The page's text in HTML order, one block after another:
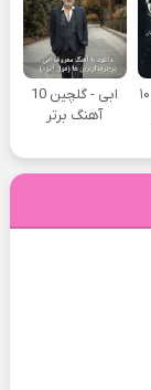
هایده - گلچین ۱۰
ابی - گلچین 10
آهنگ برتر